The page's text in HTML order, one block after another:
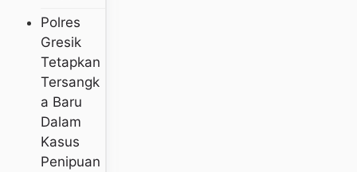
Polres
Gresik
Tetapkan
Tersangk
A Baru
Dalam
Kasus
Penipuan